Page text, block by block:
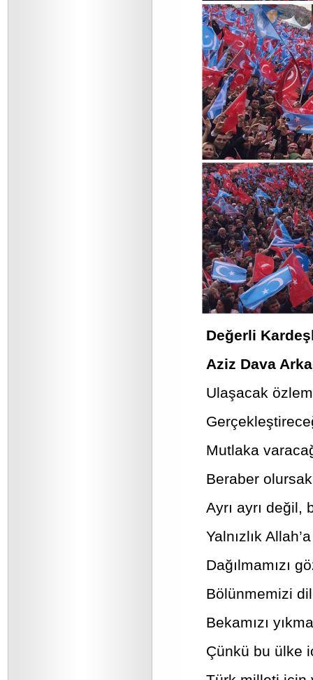
Değerli
Aziz Dava
Ulaşacak
Mutlaka
Beraber olursak
Ayrı ayrı değil,
Yalnızlık
Dağılmamızı
Bölünmemizi
Bekamızı
Çünkü bu ülke